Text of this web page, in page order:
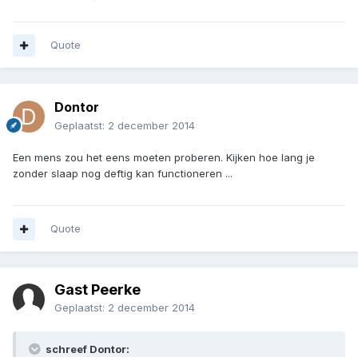
Quote
Dontor
Geplaatst: 2 december 2014
Een mens zou het eens moeten proberen. Kijken hoe lang je
zonder slaap nog deftig kan functioneren ...
Quote
Gast Peerke
Geplaatst: 2 december 2014
schreef Dontor: